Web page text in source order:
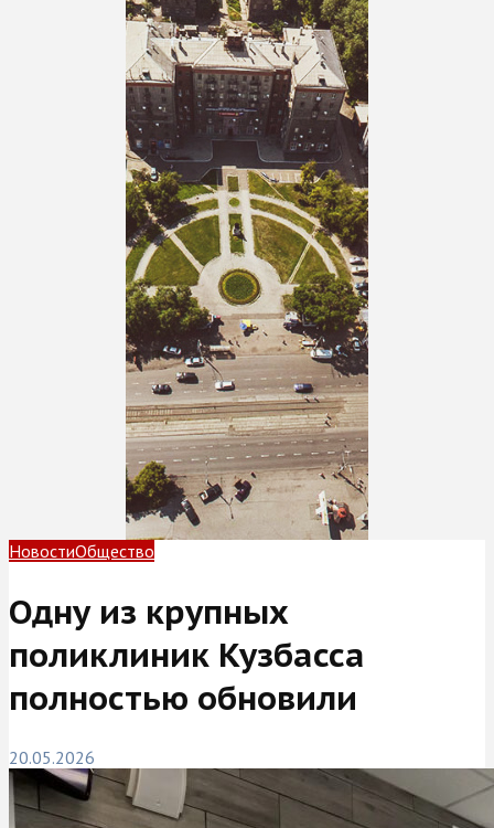
НовостиОбщество
Одну из крупных
поликлиник Кузбасса
полностью обновили
20.05.2026